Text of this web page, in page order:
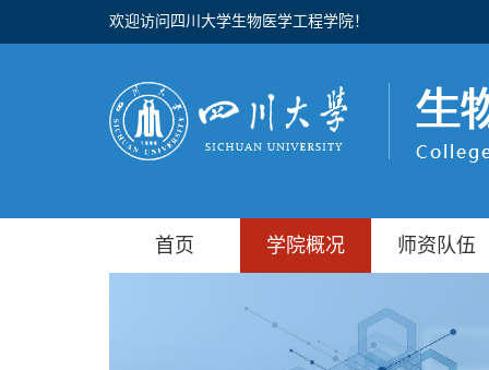
欢迎访问四川大学生物医学工程学院！
首页 学院概况 师资队伍